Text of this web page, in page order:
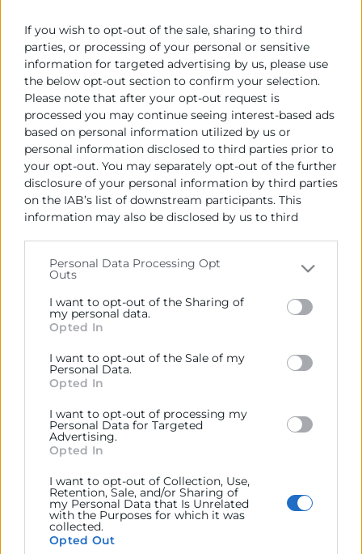
If you wish to opt-out of the sale, sharing to third
parties, or processing of your personal or sensitive
information for targeted advertising by us, please use
the below opt-out section to confirm your selection.
Please note that after your opt-out request is
processed you may continue seeing interest-based ads
based on personal information utilized by us or
personal information disclosed to third parties prior to
your opt-out. You may separately opt-out of the further
disclosure of your personal information by third parties
on the IAB’s list of downstream participants. This
information may also be disclosed by us to third
Please note that this website/app uses one or more
Google services and may gather and store information
including but not limited to your visit or usage
behaviour. You may click to grant or deny consent to
below specified purposes in below Google consent
section.
Personal Data Processing Opt
Outs
I want to opt-out of the Sharing of
my personal data.
Opted In
I want to opt-out of the Sale of my
Personal Data.
Opted In
I want to opt-out of processing my
Personal Data for Targeted
Advertising.
Opted In
I want to opt-out of Collection, Use,
Retention, Sale, and/or Sharing of
my Personal Data that Is Unrelated
with the Purposes for which it was
collected.
Opted Out
Mejor oferta técnica y económica
Data de la publicació de l'Adjudicació:
26/01/2018
Import de l'Adjudicació (IVA no inclòs):
66.713,74 €
Empresa adjudicatoria:
ELECNOR, S.A
formalització del contracte:
15 días desde la adjudicación
Cámara València es una corporación de derecho público,
colaboradora de las Administraciones Públicas, dedicada a:
Prestar servicios a las empresas.